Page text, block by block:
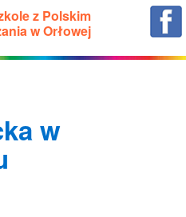
z Polskim
w Orłowej
w